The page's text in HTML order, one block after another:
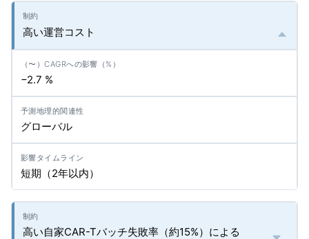
高い運営コスト
−2.7 %
グローバル
短期（2年以内）
高い自家CAR-Tバッチ失敗率（約15%）による